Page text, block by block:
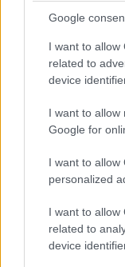
Google
I want to allow
related to
device
I want to allow
Google for
I want to allow
personalized
I want to allow
related to
device
ΕΛΛΑΔΑ10·08·2026
Σαν σήμερα 10
για λίγο το
πέντε